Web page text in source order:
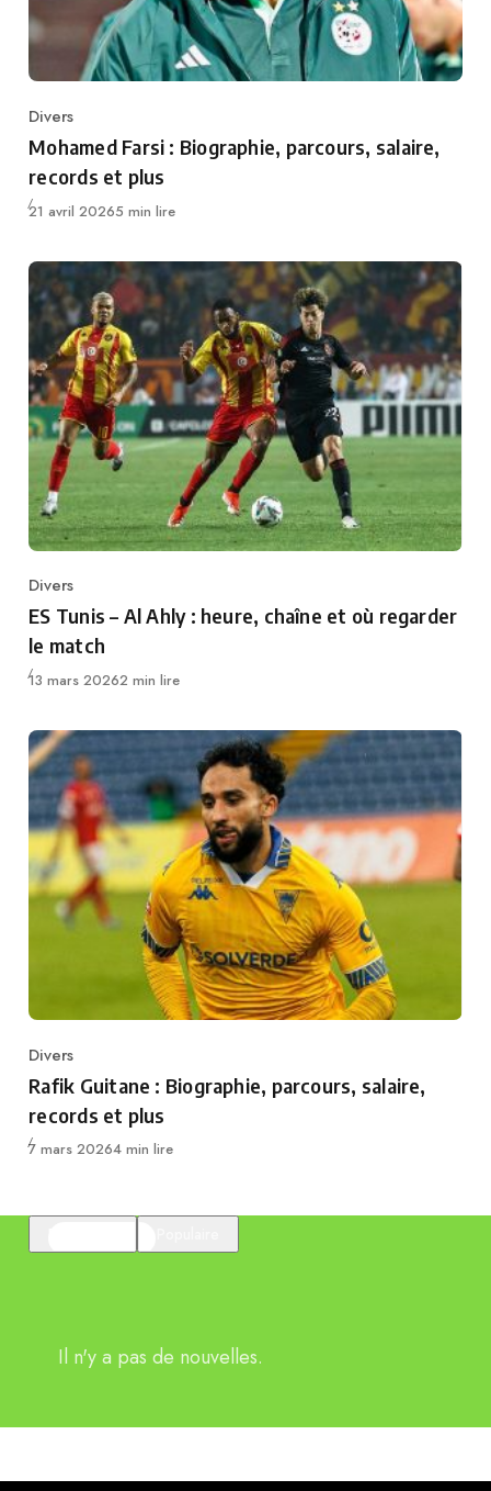
Category
Divers
Mohamed Farsi : Biographie, parcours, salaire,
records et plus
Publié
21 avril 20265 min lire
Category
Divers
ES Tunis – Al Ahly : heure, chaîne et où regarder
le match
Publié
13 mars 20262 min lire
Category
Divers
Rafik Guitane : Biographie, parcours, salaire,
records et plus
Publié
7 mars 20264 min lire
Il n'y a pas de nouvelles.